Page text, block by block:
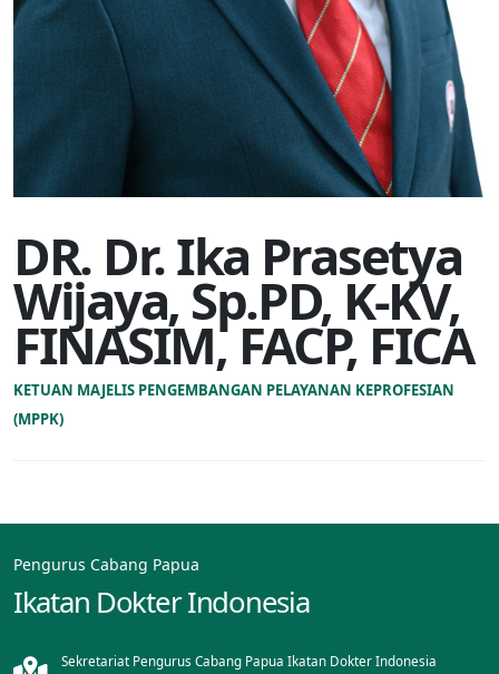
DR. Dr. Ika Prasetya
Wijaya, Sp.PD, K-KV,
FINASIM, FACP, FICA
KETUAN MAJELIS PENGEMBANGAN PELAYANAN KEPROFESIAN
(MPPK)
Pengurus Cabang Papua
Ikatan Dokter Indonesia
Sekretariat Pengurus Cabang Papua Ikatan Dokter Indonesia